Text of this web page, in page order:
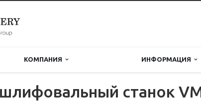
КОМПАНИЯ ИНФОРМАЦИЯ
станок